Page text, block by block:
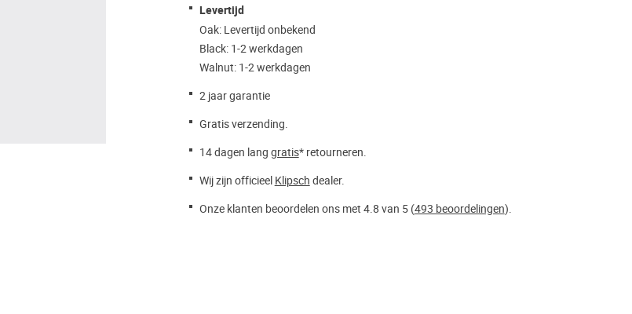
Levertijd
Oak: Levertijd onbekend
Black: 1-2 werkdagen
Walnut: 1-2 werkdagen
2 jaar garantie
Gratis verzending.
14 dagen lang gratis* retourneren.
Wij zijn officieel Klipsch dealer.
Onze klanten beoordelen ons met 4.8 van 5 (493 beoordelingen).